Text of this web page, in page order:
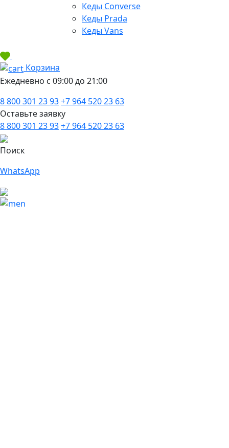
Кеды Converse
Кеды Prada
Кеды Vans
Корзина
Ежедневно с 09:00 до 21:00
8 800 301 23 93+7 964 520 23 63
Оставьте заявку
8 800 301 23 93+7 964 520 23 63
Поиск
WhatsApp